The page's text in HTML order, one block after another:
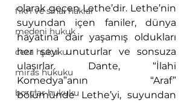
fikri ve sinai haklar
medeni hukuk
ceza hukuku
miras hukuku
borçlar hukuku
olarak geçen Lethe’dir. Lethe’nin
suyundan içen faniler, dünya
hayatına dair yaşamış oldukları
her şeyi unuturlar ve sonsuza
ulaşırlar. Dante, “İlahi
Komedya”anın “Araf”
bölümünde Lethe’yi, suyundan